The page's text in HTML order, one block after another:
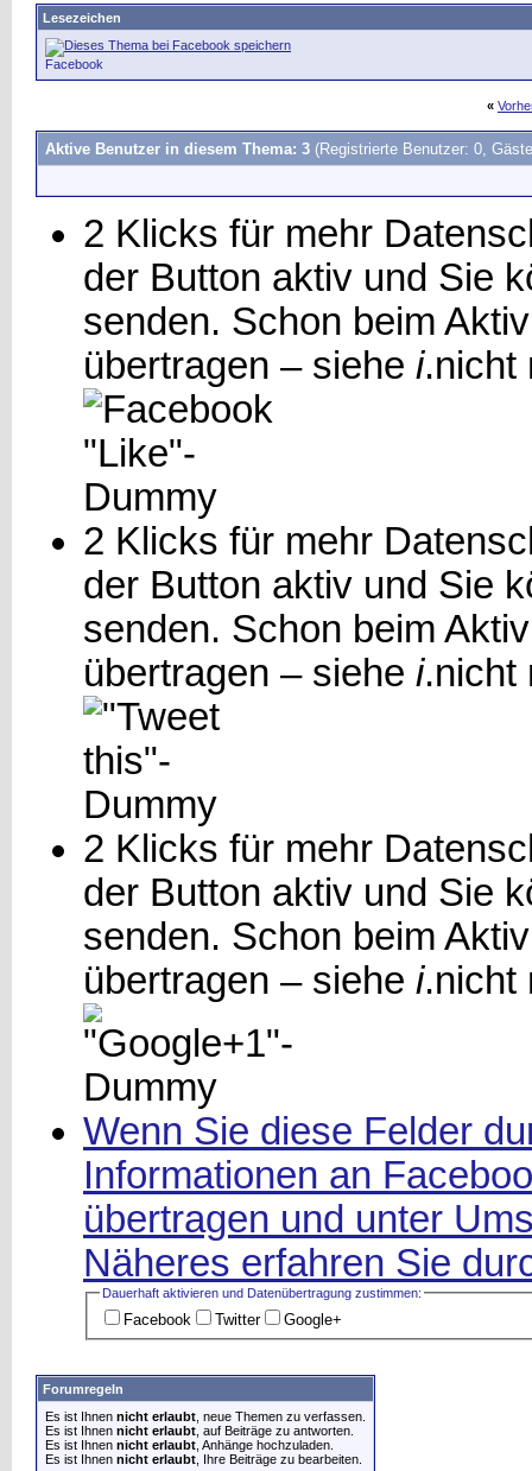
Lesezeichen
Facebook
«
Aktive Benutzer in diesem Thema: 3 (Registrierte Benutzer: 0,
2 Klicks für mehr
der Button aktiv und Sie
senden. Schon beim
übertragen – siehe i.nicht
2 Klicks für mehr
der Button aktiv und Sie
senden. Schon beim
übertragen – siehe i.nicht
2 Klicks für mehr
der Button aktiv und Sie
senden. Schon beim
übertragen – siehe i.nicht
Wenn Sie diese Felder
Informationen an
übertragen und unter
Näheres erfahren Sie
Dauerhaft aktivieren und Datenüber­tragung zustimmen:
Facebook Twitter Google+
Forumregeln
Es ist Ihnen nicht erlaubt , neue Themen zu verfassen.
Es ist Ihnen nicht erlaubt , auf Beiträge zu antworten.
Es ist Ihnen nicht erlaubt , Anhänge hochzuladen.
Es ist Ihnen nicht erlaubt , Ihre Beiträge zu bearbeiten.